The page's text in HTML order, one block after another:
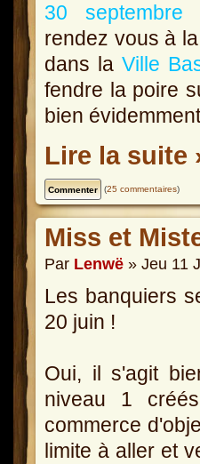
30 septembre
rendez vous à
dans la Ville
fendre la poire
bien
Lire la suite
(25 commentaires)
Miss et
Par Lenwë » Jeu 11
Les banquiers
20 juin !
Oui, il s'agit
niveau 1
commerce
limite à aller et